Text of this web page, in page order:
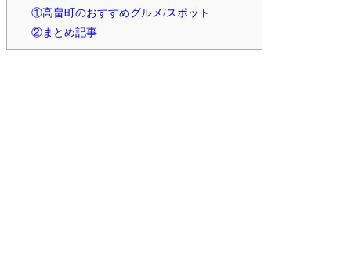
①高畠町のおすすめグルメ/スポット
②まとめ記事